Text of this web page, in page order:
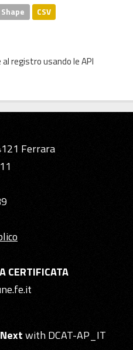
CSV
registro usando leAPI
Ferrara
CERTIFICATA
with DCAT-AP_IT